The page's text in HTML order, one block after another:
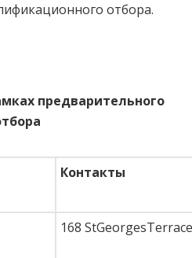
отбора.
предварительного
Контакты
168 StGeorgesTerrace